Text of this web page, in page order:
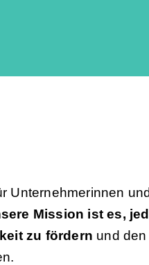
Unternehmerinnen
Mission ist es,
zu fördern und den